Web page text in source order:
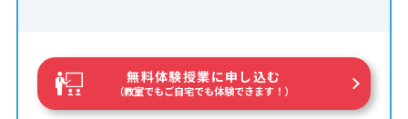
無料体験授業に申し込む
（教室でもご自宅でも体験できます！）